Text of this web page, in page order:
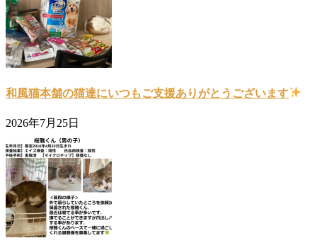
和風猫本舗の猫達にいつもご支援ありがとうございます
2026年7月25日